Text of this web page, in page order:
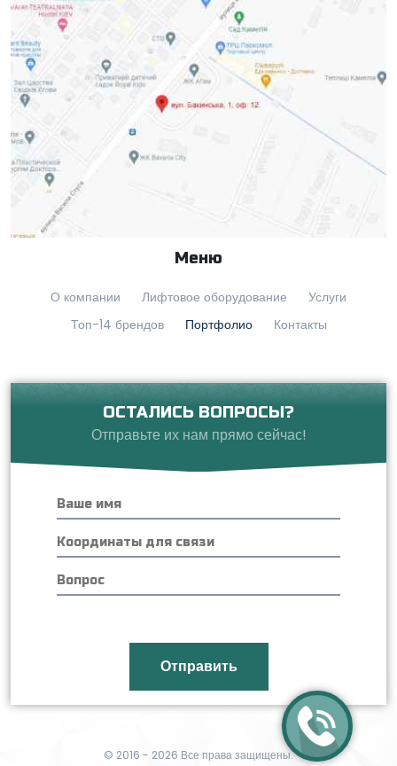
Меню
О компании Лифтовое оборудование
Услуги
Топ-14 брендов
Портфолио Контакты
ОСТАЛИСЬ ВОПРОСЫ?
Отправьте их нам прямо сейчас!
© 2016 - 2026 Все права защищены.